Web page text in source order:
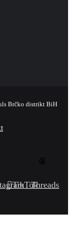
Brčko distrikt BiH
TikTokThreads